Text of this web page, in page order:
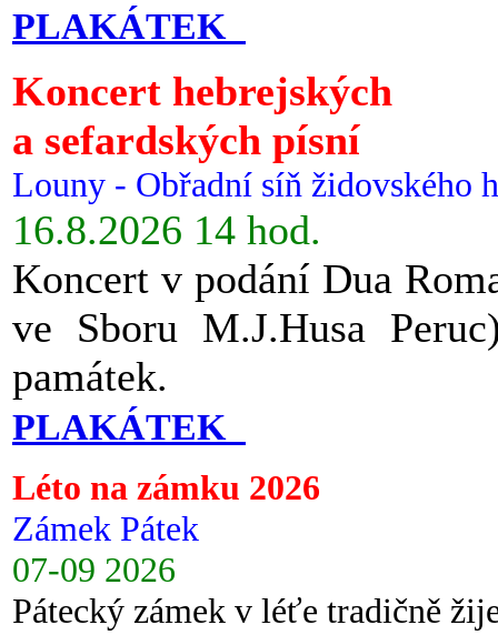
PLAKÁTEK
Koncert hebrejských
a sefardských písní
Louny - Obřadní síň židovského
16.8.2026 14 hod.
Koncert v podání Dua
ve Sboru M.J.Husa
památek.
PLAKÁTEK
Léto na zámku 2026
Zámek Pátek
07-09 2026
Pátecký zámek v léťe tradičně